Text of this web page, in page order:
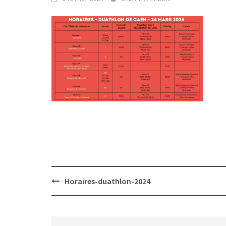
PostHoraires-duathlon-2024